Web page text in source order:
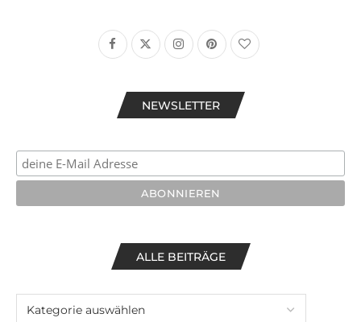
NEWSLETTER
ALLE BEITRÄGE